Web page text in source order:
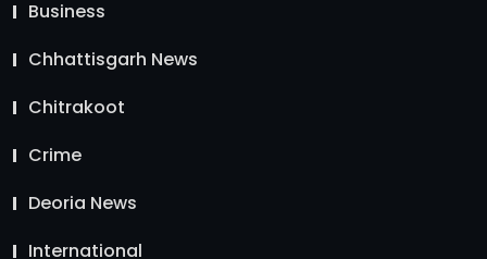
Business
Chhattisgarh News
Chitrakoot
Crime
Deoria News
International